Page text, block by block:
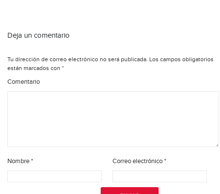
Deja un comentario
Tu dirección de correo electrónico no será publicada. Los campos obligatorios
están marcados con *
Comentario
Nombre* Correo electrónico*